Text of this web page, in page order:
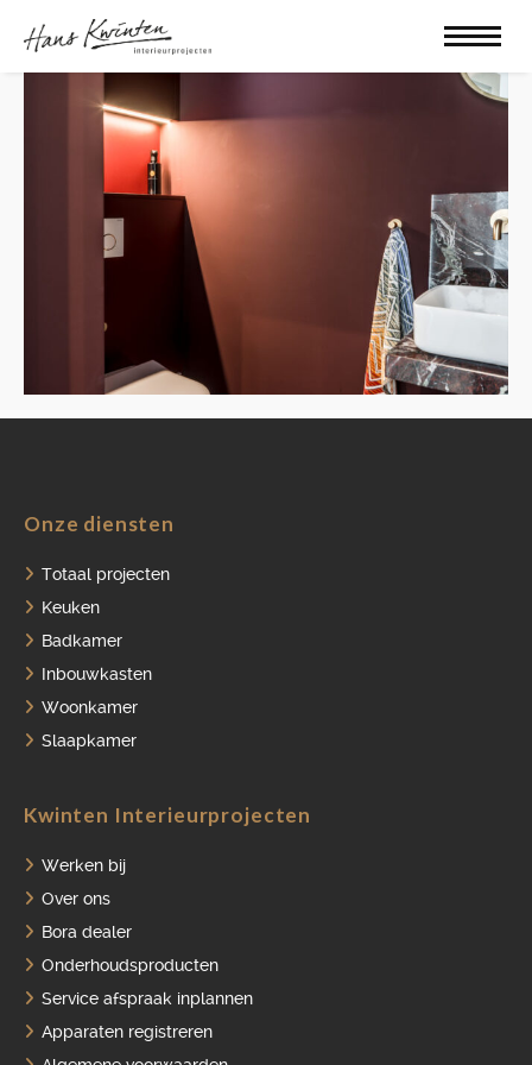
Onze diensten
Totaal projecten
Keuken
Badkamer
Inbouwkasten
Woonkamer
Slaapkamer
Kwinten Interieurprojecten
Werken bij
Over ons
Bora dealer
Onderhoudsproducten
Service afspraak inplannen
Apparaten registreren
ONDERHOUDSPRODUCTEN
SERVICE AFSPRAAK INPLANNEN